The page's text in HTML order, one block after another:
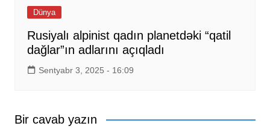
Dünya
Rusiyalı alpinist qadın planetdəki “qatil
dağlar”ın adlarını açıqladı
Sentyabr 3, 2025 - 16:09
Bir cavab yazın